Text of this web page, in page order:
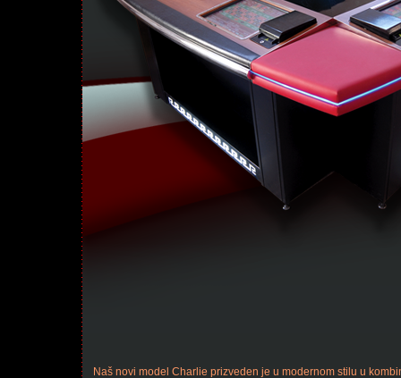
Naš novi model Charlie prizveden je u modernom stilu u